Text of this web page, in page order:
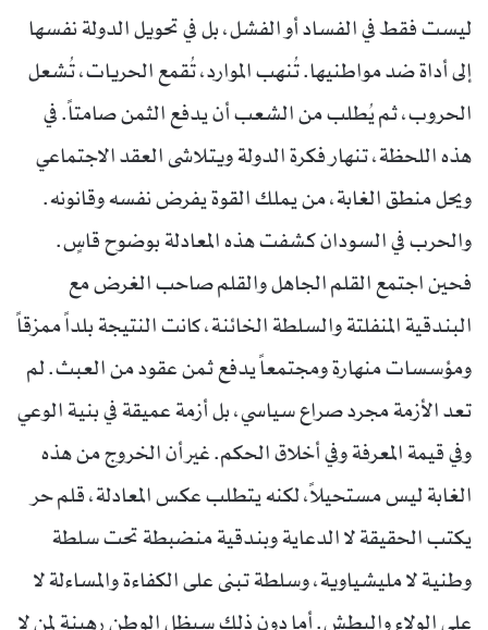
ليست فقط في الفساد أو الفشل، بل في تحويل الدولة نفسها
إلى أداة ضد مواطنيها. تُنهب الموارد، تُقمع الحريات، تُشعل
الحروب، ثم يُطلب من الشعب أن يدفع الثمن صامتاً. في
هذه اللحظة، تنهار فكرة الدولة ويتلاشى العقد الاجتماعي
ويحل منطق الغابة، من يملك القوة يفرض نفسه وقانونه.
والحرب في السودان كشفت هذه المعادلة بوضوح قاسٍ.
فحين اجتمع القلم الجاهل والقلم صاحب الغرض مع
البندقية المنفلتة والسلطة الخائنة، كانت النتيجة بلداً ممزقاً
ومؤسسات منهارة ومجتمعاً يدفع ثمن عقود من العبث. لم
تعد الأزمة مجرد صراع سياسي، بل أزمة عميقة في بنية الوعي
وفي قيمة المعرفة وفي أخلاق الحكم. غير أن الخروج من هذه
الغابة ليس مستحيلاً، لكنه يتطلب عكس المعادلة، قلم حر
يكتب الحقيقة لا الدعاية وبندقية منضبطة تحت سلطة
وطنية لا مليشياوية، وسلطة تبنى على الكفاءة والمساءلة لا
على الولاء والبطش. أما دون ذلك سيظل الوطن رهينة لمن لا